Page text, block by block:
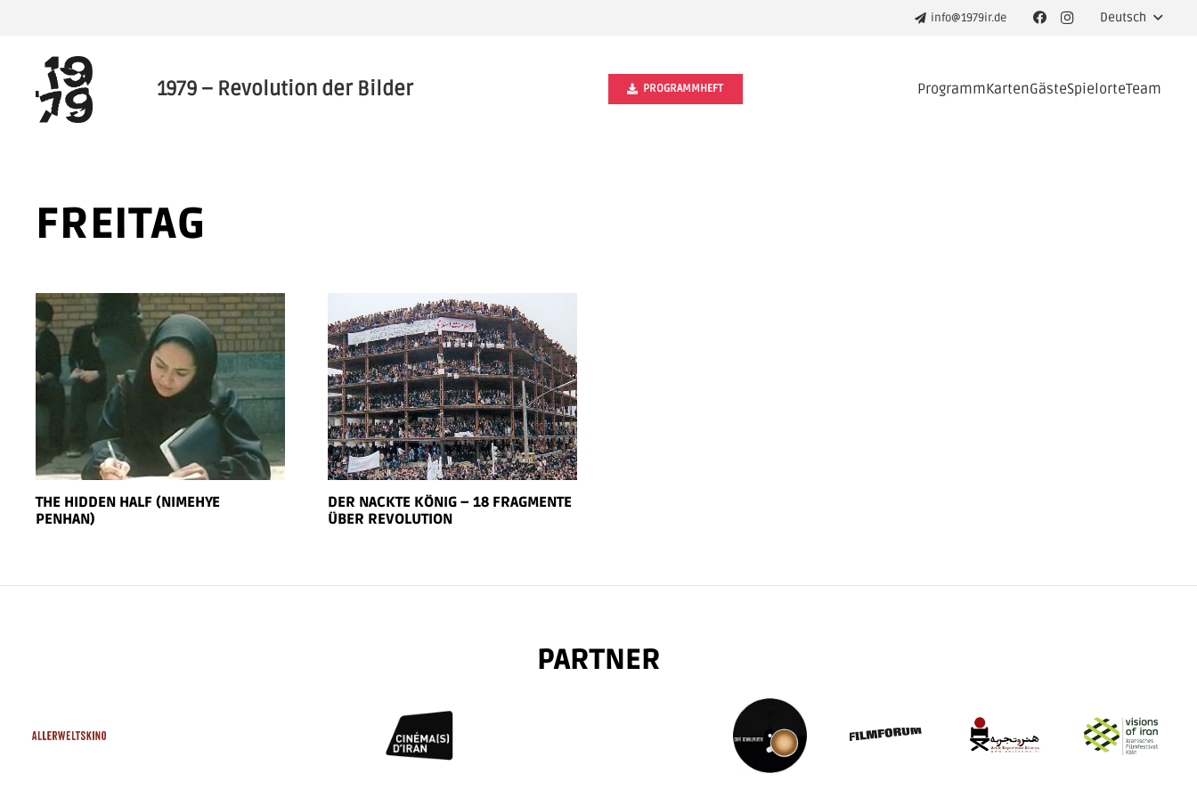
info@1979ir.de Deutsch
1979 – Revolution der Bilder PROGRAMMHEFT ProgrammKartenGästeSpielorteTeam
FREITAG
THE HIDDEN HALF (NIMEHYE
PENHAN)
DER NACKTE KÖNIG – 18 FRAGMENTE
ÜBER REVOLUTION
PARTNER